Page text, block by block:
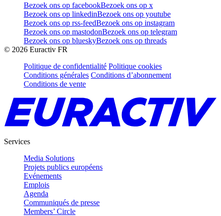
Bezoek ons op facebookBezoek ons op x
Bezoek ons op linkedinBezoek ons op youtube
Bezoek ons op rss-feedBezoek ons op instagram
Bezoek ons op mastodonBezoek ons op telegram
Bezoek ons op blueskyBezoek ons op threads
© 2026 Euractiv FR
Politique de confidentialité Politique cookies
Conditions générales Conditions d’abonnement
Conditions de vente
Services
Media Solutions
Projets publics européens
Evénements
Emplois
Agenda
Communiqués de presse
Members’ Circle